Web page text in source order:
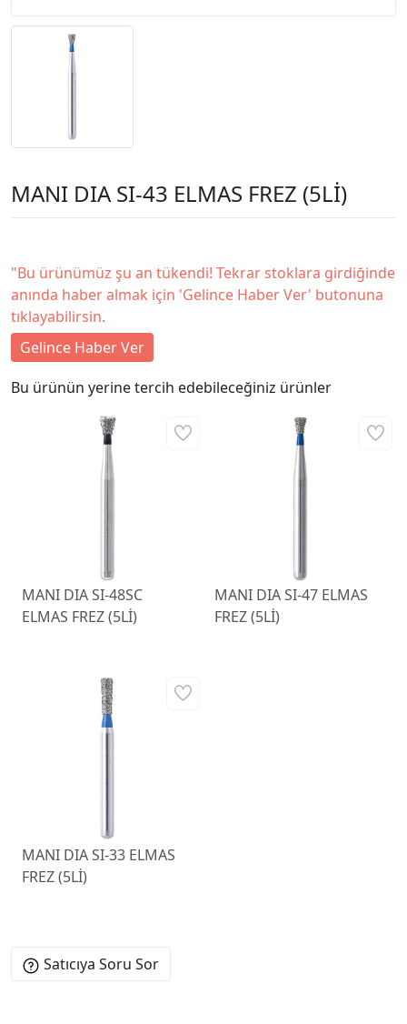
MANI DIA SI-43 ELMAS FREZ (5Lİ)
"Bu ürünümüz şu an tükendi! Tekrar stoklara girdiğinde
anında haber almak için 'Gelince Haber Ver' butonuna
tıklayabilirsin.
Gelince Haber Ver
Bu ürünün yerine tercih edebileceğiniz ürünler
MANI DIA SI-48SC
ELMAS FREZ (5Lİ)
MANI DIA SI-47 ELMAS
FREZ (5Lİ)
MANI DIA SI-33 ELMAS
FREZ (5Lİ)
Satıcıya Soru Sor